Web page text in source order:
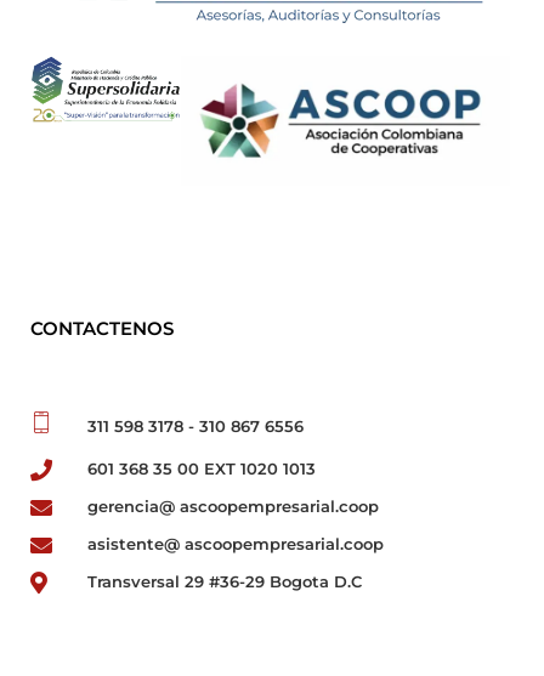
CONTACTENOS
311 598 3178 - 310 867 6556
601 368 35 00 EXT 1020 1013
gerencia@ ascoopempresarial.coop
asistente@ ascoopempresarial.coop
Transversal 29 #36-29 Bogota D.C